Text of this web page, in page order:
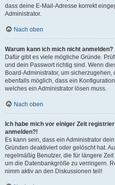
dass deine E-Mail-Adresse korrekt
Administrator.
Nach oben
Warum kann ich mich nicht anmelden?
Dafür gibt es viele mögliche Gründe.
und dein Passwort richtig sind. Wenn
Board-Administrator, um
ebenfalls möglich, dass ein
welches ein Administrator lösen muss.
Nach oben
Ich habe mich vor einiger Zeit
anmelden?!
Es kann sein, dass ein Administrator
Gründen deaktiviert oder gelöscht hat.
regelmäßig Benutzer, die für längere
um die Datenbankgröße zu verringern.
nimm aktiv an den Diskussionen teil!